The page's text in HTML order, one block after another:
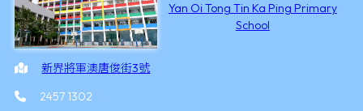
Yan Oi Tong Tin Ka Ping Primary
School
新界將軍澳唐俊街3號
2457 1302